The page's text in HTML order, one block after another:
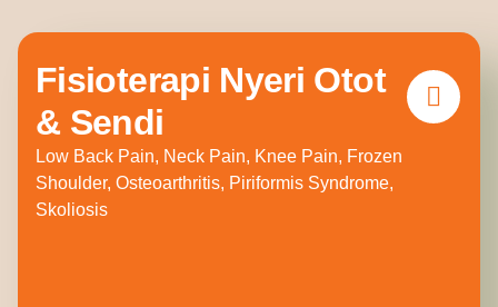
Fisioterapi Nyeri Otot
& Sendi
Low Back Pain, Neck Pain, Knee Pain, Frozen
Shoulder, Osteoarthritis, Piriformis Syndrome,
Skoliosis